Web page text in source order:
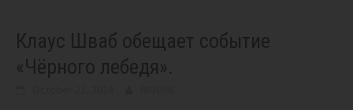
Клаус Шваб обещает событие
«Чёрного лебедя».